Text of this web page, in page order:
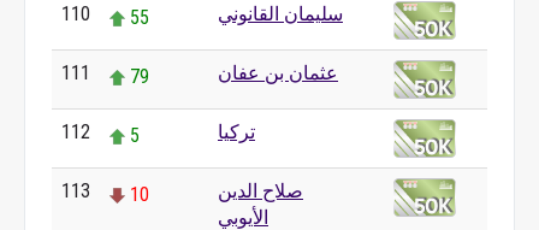
110 55 سليمان القانوني
111 79 عثمان بن عفان
112 5 تركيا
113 10
صلاح الدين
الأيوبي